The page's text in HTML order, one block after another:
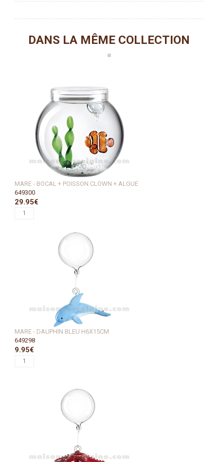
DANS LA MÊME COLLECTION
MARE - BOCAL + POISSON CLOWN + ALGUE
649300
29.95€
MARE - DAUPHIN BLEU H6X15CM
649298
9.95€